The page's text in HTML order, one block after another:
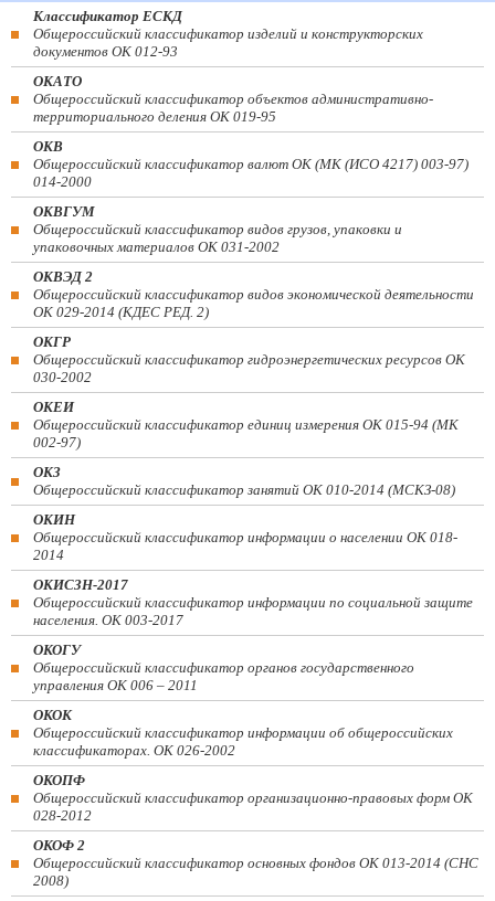
Классификатор ЕСКД
Общероссийский классификатор изделий и конструкторских
документов ОК 012-93
ОКАТО
Общероссийский классификатор объектов административно-
территориального деления ОК 019-95
ОКВ
Общероссийский классификатор валют ОК (МК (ИСО 4217) 003-97)
014-2000
ОКВГУМ
Общероссийский классификатор видов грузов, упаковки и
упаковочных материалов ОК 031-2002
ОКВЭД 2
Общероссийский классификатор видов экономической деятельности
ОК 029-2014 (КДЕС РЕД. 2)
ОКГР
Общероссийский классификатор гидроэнергетических ресурсов ОК
030-2002
ОКЕИ
Общероссийский классификатор единиц измерения ОК 015-94 (МК
002-97)
ОКЗ
Общероссийский классификатор занятий ОК 010-2014 (МСКЗ-08)
ОКИН
Общероссийский классификатор информации о населении ОК 018-
2014
ОКИСЗН-2017
Общероссийский классификатор информации по социальной защите
населения. ОК 003-2017
ОКОГУ
Общероссийский классификатор органов государственного
управления ОК 006 – 2011
ОКОК
Общероссийский классификатор информации об общероссийских
классификаторах. ОК 026-2002
ОКОПФ
Общероссийский классификатор организационно-правовых форм ОК
028-2012
ОКОФ 2
Общероссийский классификатор основных фондов ОК 013-2014 (СНС
2008)